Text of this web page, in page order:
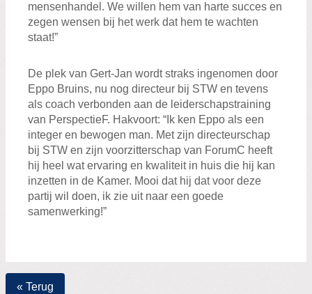
mensenhandel. We willen hem van harte succes en
zegen wensen bij het werk dat hem te wachten
staat!”
De plek van Gert-Jan wordt straks ingenomen door
Eppo Bruins, nu nog directeur bij STW en tevens
als coach verbonden aan de leiderschapstraining
van PerspectieF. Hakvoort: “Ik ken Eppo als een
integer en bewogen man. Met zijn directeurschap
bij STW en zijn voorzitterschap van ForumC heeft
hij heel wat ervaring en kwaliteit in huis die hij kan
inzetten in de Kamer. Mooi dat hij dat voor deze
partij wil doen, ik zie uit naar een goede
samenwerking!”
« Terug